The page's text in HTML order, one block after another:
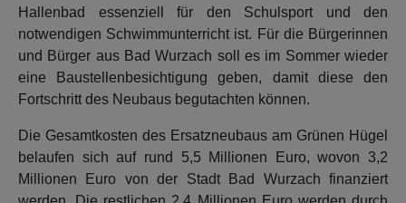
Hallenbad essenziell für den Schulsport und den
notwendigen Schwimmunterricht ist. Für die Bürgerinnen
und Bürger aus Bad Wurzach soll es im Sommer wieder
eine Baustellenbesichtigung geben, damit diese den
Fortschritt des Neubaus begutachten können.
Die Gesamtkosten des Ersatzneubaus am Grünen Hügel
belaufen sich auf rund 5,5 Millionen Euro, wovon 3,2
Millionen Euro von der Stadt Bad Wurzach finanziert